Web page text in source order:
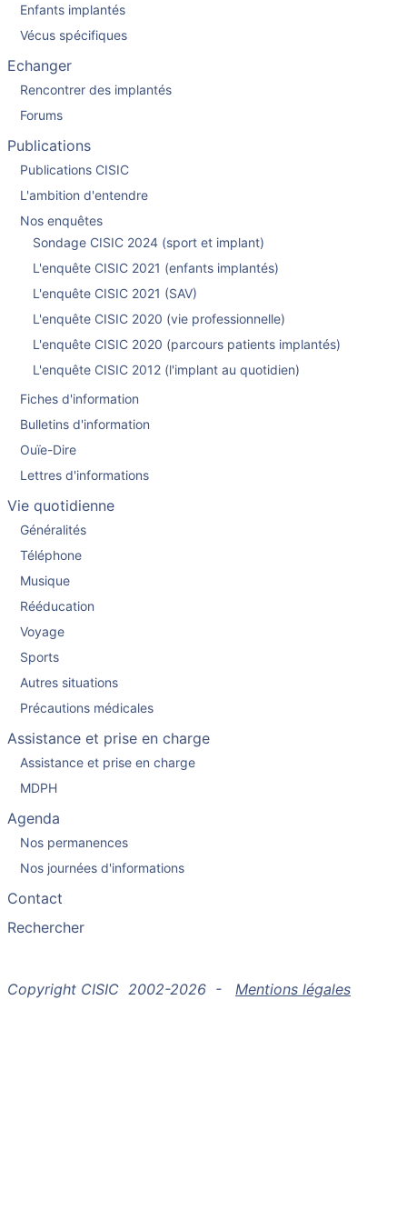
Enfants implantés
Vécus spécifiques
Echanger
Rencontrer des implantés
Forums
Publications
Publications CISIC
L'ambition d'entendre
Nos enquêtes
Sondage CISIC 2024 (sport et implant)
L'enquête CISIC 2021 (enfants implantés)
L'enquête CISIC 2021 (SAV)
L'enquête CISIC 2020 (vie professionnelle)
L'enquête CISIC 2020 (parcours patients implantés)
L'enquête CISIC 2012 (l'implant au quotidien)
Fiches d'information
Bulletins d'information
Ouïe-Dire
Lettres d'informations
Vie quotidienne
Généralités
Téléphone
Musique
Rééducation
Voyage
Sports
Autres situations
Précautions médicales
Assistance et prise en charge
Assistance et prise en charge
MDPH
Agenda
Nos permanences
Nos journées d'informations
Contact
Rechercher
Copyright CISIC 2002-2026 - Mentions légales